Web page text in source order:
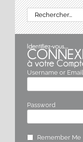
Rechercher:
Username or Email
Password
Remember Me